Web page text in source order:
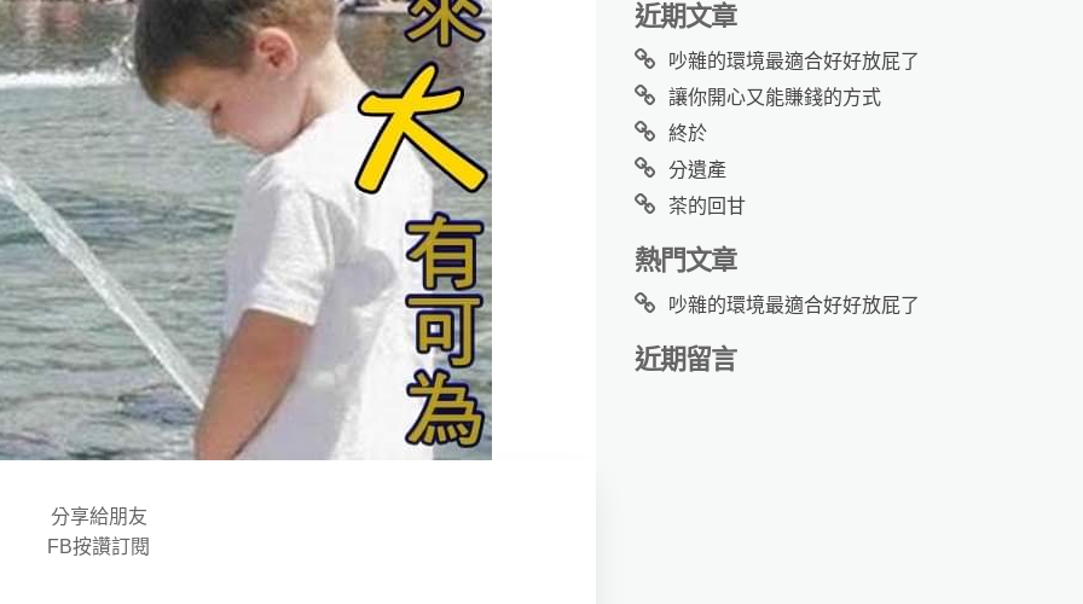
分享給朋友
FB按讚訂閱
近期文章
吵雜的環境最適合好好放屁了
讓你開心又能賺錢的方式
終於
分遺產
茶的回甘
熱門文章
吵雜的環境最適合好好放屁了
近期留言